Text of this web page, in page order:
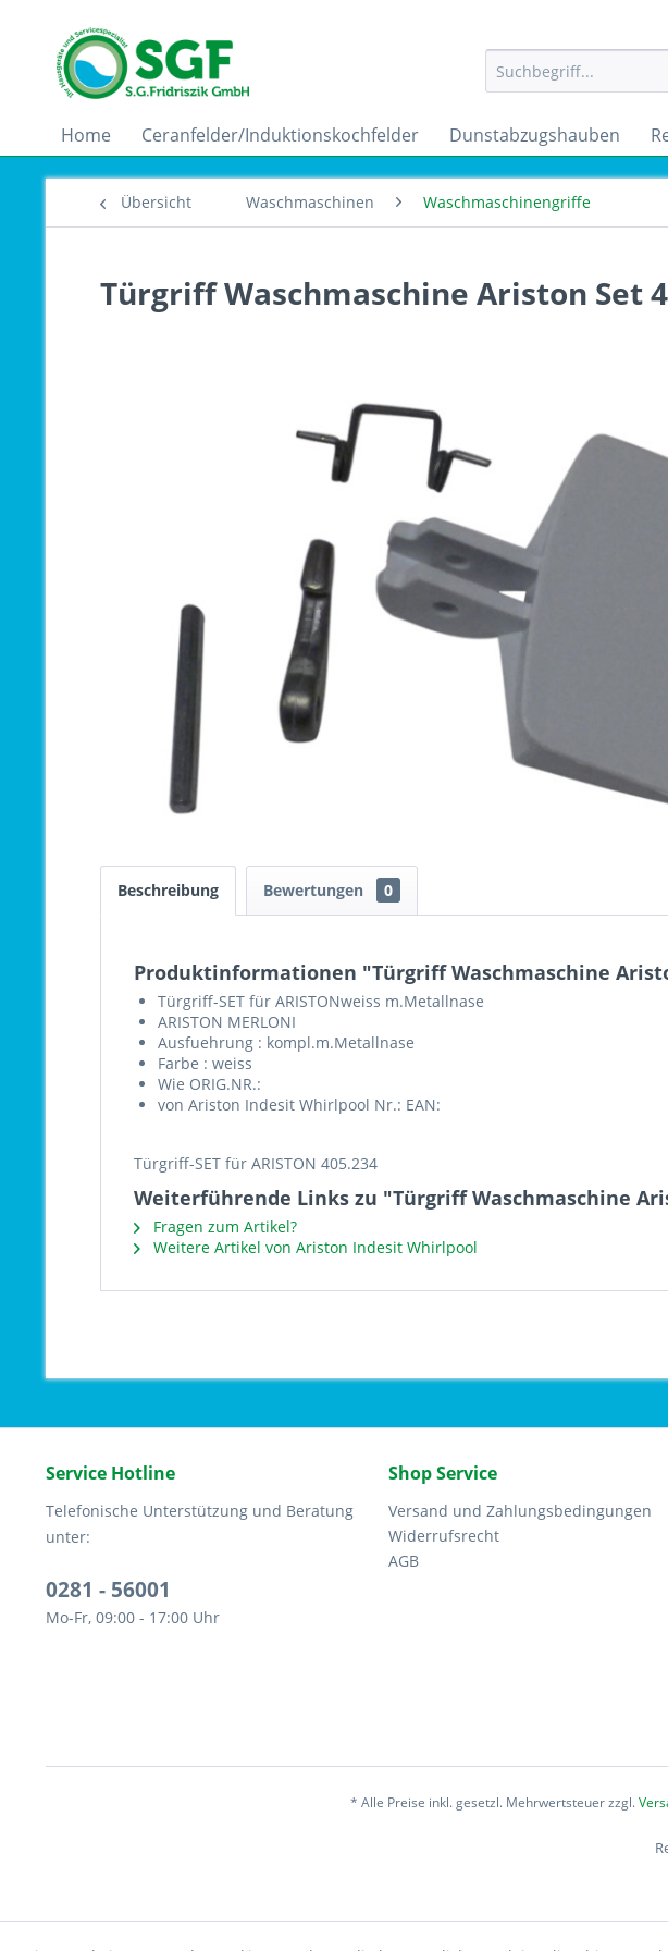
Home Ceranfelder/Induktionskochfelder Dunstabzugshauben
Übersicht Waschmaschinen Waschmaschinengriffe
Türgriff Waschmaschine Ariston Set
Beschreibung Bewertungen 0
Produktinformationen "Türgriff Waschmaschine
Türgriff-SET für ARISTONweiss m.Metallnase
ARISTON MERLONI
Ausfuehrung : kompl.m.Metallnase
Farbe : weiss
Wie ORIG.NR.:
von Ariston Indesit Whirlpool Nr.: EAN:
Türgriff-SET für ARISTON 405.234
Weiterführende Links zu "Türgriff Waschmaschine
Fragen zum Artikel?
Weitere Artikel von Ariston Indesit Whirlpool
Service Hotline
Telefonische Unterstützung und Beratung
unter:
0281 - 56001
Mo-Fr, 09:00 - 17:00 Uhr
Shop Service
Versand und Zahlungsbedingungen
Widerrufsrecht
AGB
* Alle Preise inkl. gesetzl. Mehrwertsteuer zzgl.